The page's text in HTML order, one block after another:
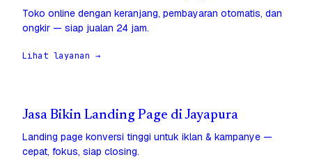
Toko online dengan keranjang, pembayaran otomatis, dan
ongkir — siap jualan 24 jam.
Lihat layanan →
Jasa Bikin Landing Page di Jayapura
Landing page konversi tinggi untuk iklan & kampanye —
cepat, fokus, siap closing.